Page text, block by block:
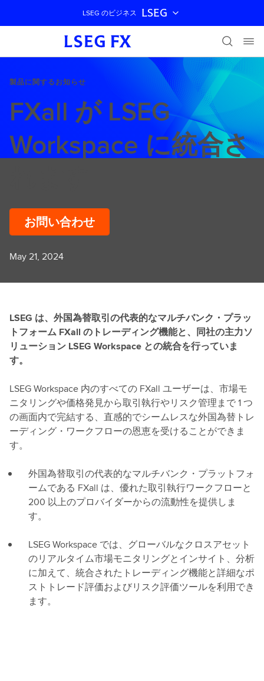
ナビゲーションをスキップ
LSEG のビジネス LSEG
製品に関するお知らせ
FXall が LSEG
Workspace に統合さ
お問い合わせ
May 21, 2024
LSEG は、外国為替取引の代表的なマルチバンク・プラッ
トフォーム FXall のトレーディング機能と、同社の主力ソ
リューション LSEG Workspace との統合を行っていま
す。
LSEG Workspace 内のすべての FXall ユーザーは、市場モ
ニタリングや価格発見から取引執行やリスク管理まで 1 つ
の画面内で完結する、直感的でシームレスな外国為替トレ
ーディング・ワークフローの恩恵を受けることができま
す。
外国為替取引の代表的なマルチバンク・プラットフォ
ームである FXall は、優れた取引執行ワークフローと
200 以上のプロバイダーからの流動性を提供しま
す。
LSEG Workspace では、グローバルなクロスアセット
のリアルタイム市場モニタリングとインサイト、分析
に加えて、統合されたトレーディング機能と詳細なポ
ストトレード評価およびリスク評価ツールを利用でき
ます。